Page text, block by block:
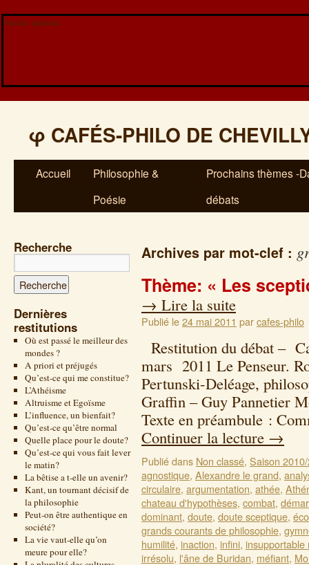
Veuillez patienter...
φ CAFÉS-PHILO DE
Accueil
Philosophie &
Poésie
Prochains thèmes -
débats
Recherche
Dernières
restitutions
Où est passé le meilleur des
mondes ?
A priori et préjugés
Qu’est-ce qui me constitue?
L’Athéisme
Altruisme et Egoïsme
L’influence, un bienfait?
Qu’est-ce qu’être normal
Quelle place pour le doute?
Qu’est-ce qui vous fait lever
le matin?
La bêtise a t-elle un avenir?
Kant, un tournant décisif de
la philosophie
Peut-on être authentique en
société?
La vie vaut-elle qu’on
meure pour elle?
Archives par mot-clef :
Thème: « Les
→ Lire la suite
Publié le24 mai 2011 parcafes-philo
Restitution du débat –
mars 2011 Le Penseur.
Pertunski-Deléage,
Graffin – Guy Pannetier
Texte en préambule :
Continuer la lecture →
Publié dans Non classé, Saison
agnostique, Alexandre le grand,
circulaire, argumentation, athée,
chateau d'hypothèses, combat,
dominant, doute, doute sceptique,
grands courants de philosophie,
humilité, inaction, infini,
irrésolu, l'âne de Buridan, méfiant,